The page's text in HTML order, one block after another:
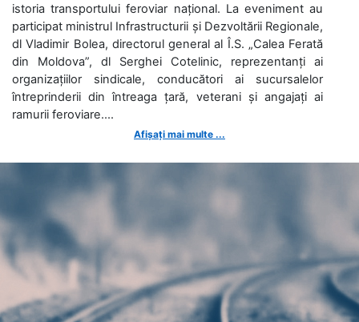
istoria transportului feroviar național. La eveniment au
participat ministrul Infrastructurii și Dezvoltării Regionale,
dl Vladimir Bolea, directorul general al Î.S. „Calea Ferată
din Moldova”, dl Serghei Cotelinic, reprezentanți ai
organizațiilor sindicale, conducători ai sucursalelor
întreprinderii din întreaga țară, veterani și angajați ai
ramurii feroviare....
Afișați mai multe ...